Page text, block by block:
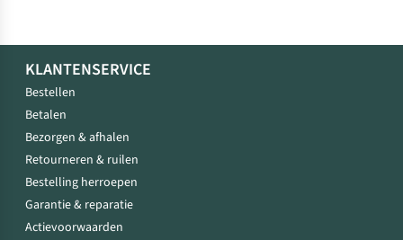
KLANTENSERVICE
Bestellen
Betalen
Bezorgen & afhalen
Retourneren & ruilen
Bestelling herroepen
Garantie & reparatie
Actievoorwaarden